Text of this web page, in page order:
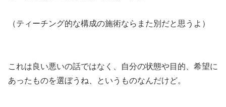
（ティーチング的な構成の施術ならまた別だと思うよ）
これは良い悪いの話ではなく、自分の状態や目的、希望に
あったものを選ぼうね、というものなんだけど。